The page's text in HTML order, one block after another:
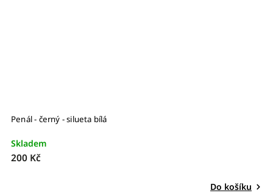
Penál - černý - silueta bílá
Skladem
200 Kč
Do košíku